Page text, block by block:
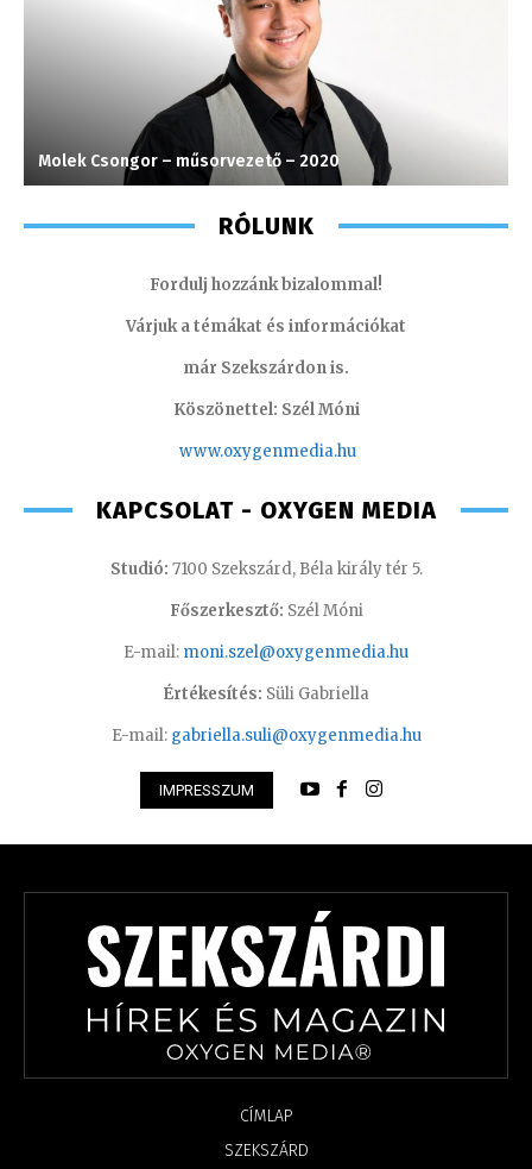
Molek Csongor – műsorvezető – 2020
RÓLUNK
Fordulj hozzánk bizalommal!
Várjuk a témákat és információkat
már Szekszárdon is.
Köszönettel: Szél Móni
www.oxygenmedia.hu
KAPCSOLAT - OXYGEN MEDIA
Studió: 7100 Szekszárd, Béla király tér 5.
Főszerkesztő: Szél Móni
E-mail: moni.szel@oxygenmedia.hu
Értékesítés: Süli Gabriella
E-mail: gabriella.suli@oxygenmedia.hu
IMPRESSZUM
CÍMLAP
SZEKSZÁRD